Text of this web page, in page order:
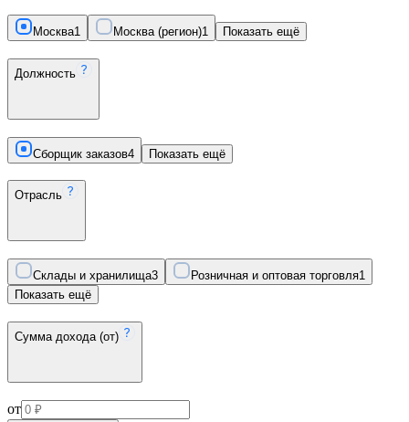
Москва1 Москва (регион)1 Показать ещё
Должность
Сборщик заказов4 Показать ещё
Отрасль
Склады и хранилища3 Розничная и оптовая торговля1
Показать ещё
Сумма дохода (от)
от